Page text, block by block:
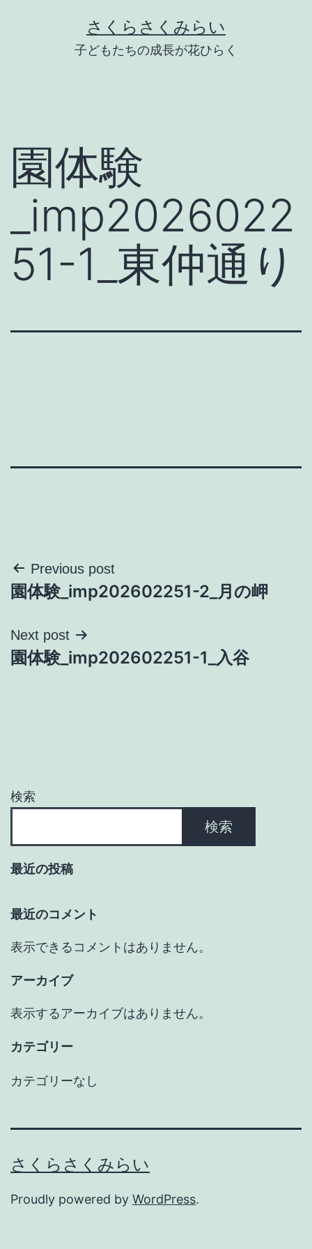
さくらさくみらい
子どもたちの成長が花ひらく
園体験
_imp2026022
51-1_東仲通り
投
稿
ナ
ビ
ョ
Previous post
園体験_imp202602251-2_月の岬
Next post
園体験_imp202602251-1_入谷
検索
検索
最近の投稿
最近のコメント
表示できるコメントはありません。
アーカイブ
表示するアーカイブはありません。
カテゴリー
カテゴリーなし
さくらさくみらい
Proudly powered by WordPress.